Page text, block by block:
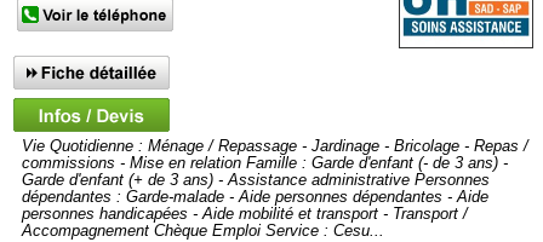
Vie Quotidienne : Ménage / Repassage - Jardinage - Bricolage - Repas /
commissions - Mise en relation Famille : Garde d'enfant (- de 3 ans) -
Garde d'enfant (+ de 3 ans) - Assistance administrative Personnes
dépendantes : Garde-malade - Aide personnes dépendantes - Aide
personnes handicapées - Aide mobilité et transport - Transport /
Accompagnement Chèque Emploi Service : Cesu...